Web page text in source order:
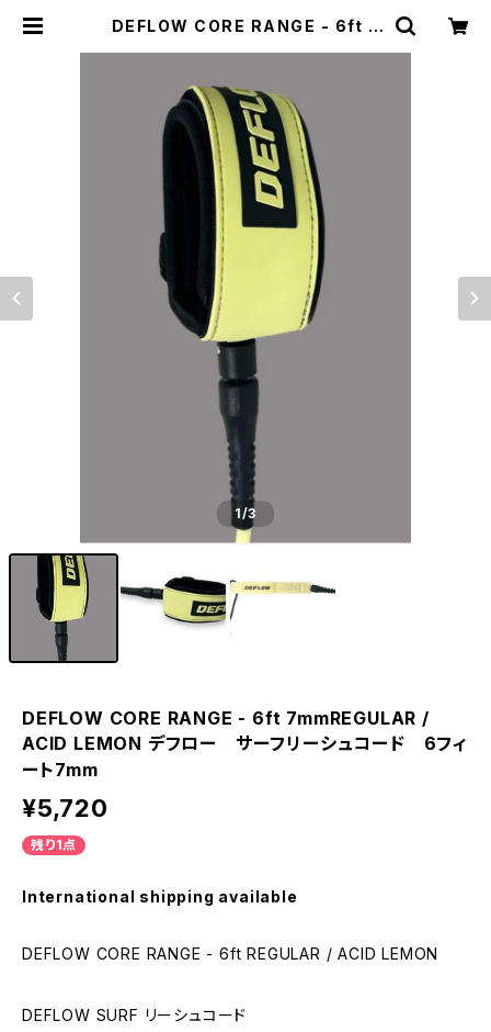
DEFLOW CORE RANGE - 6ft 7
P
1/3
DEFLOW CORE RANGE - 6ft 7mmREGULAR /
ACID LEMON デフロー サーフリーシュコード 6フィ
ート7mm
¥5,720
残り1点
International shipping available
DEFLOW CORE RANGE - 6ft REGULAR / ACID LEMON
DEFLOW SURF リーシュコード